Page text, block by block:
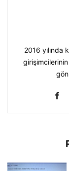
2016 yılında